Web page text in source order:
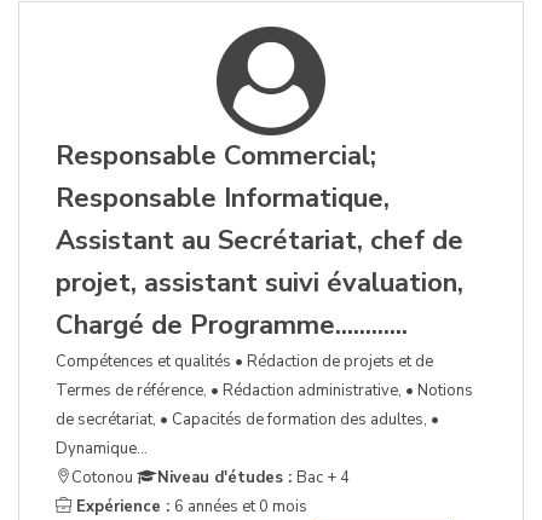
Responsable Commercial;
Responsable Informatique,
Assistant au Secrétariat, chef de
projet, assistant suivi évaluation,
Chargé de Programme............
Compétences et qualités • Rédaction de projets et de
Termes de référence, • Rédaction administrative, • Notions
de secrétariat, • Capacités de formation des adultes, •
Dynamique...
Cotonou
Niveau d'études : Bac + 4
Expérience : 6 années et 0 mois